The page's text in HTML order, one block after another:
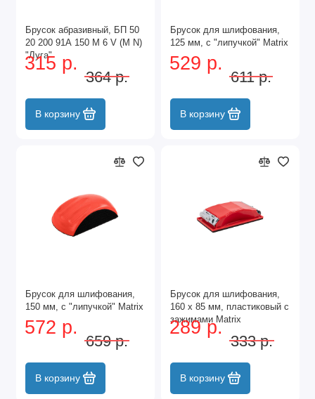
Брусок абразивный, БП 50
20 200 91А 150 М 6 V (M N)
"Луга"
315 р.
364 р.
В корзину
Брусок для шлифования,
125 мм, с "липучкой" Matrix
529 р.
611 р.
В корзину
Брусок для шлифования,
150 мм, с "липучкой" Matrix
572 р.
659 р.
В корзину
Брусок для шлифования,
160 х 85 мм, пластиковый с
зажимами Matrix
289 р.
333 р.
В корзину